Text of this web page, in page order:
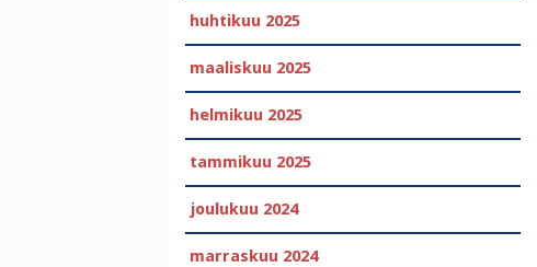
huhtikuu 2025
maaliskuu 2025
helmikuu 2025
tammikuu 2025
joulukuu 2024
marraskuu 2024